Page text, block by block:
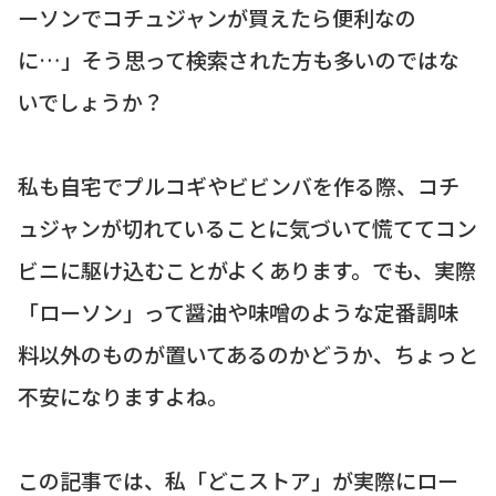
ーソンでコチュジャンが買えたら便利なの
に…」そう思って検索された方も多いのではな
いでしょうか？
私も自宅でプルコギやビビンバを作る際、コチ
ュジャンが切れていることに気づいて慌ててコン
ビニに駆け込むことがよくあります。でも、実際
「ローソン」って醤油や味噌のような定番調味
料以外のものが置いてあるのかどうか、ちょっと
不安になりますよね。
この記事では、私「どこストア」が実際にロー